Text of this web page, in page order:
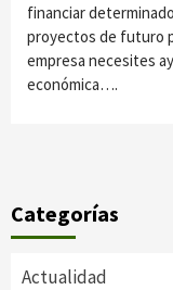
financiar
proyectos de futuro
empresa necesites
económica….
Categorías
Actualidad